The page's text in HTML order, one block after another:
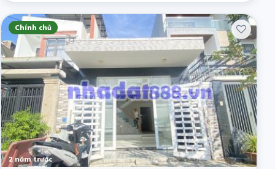
Chính chủ
2 năm trước